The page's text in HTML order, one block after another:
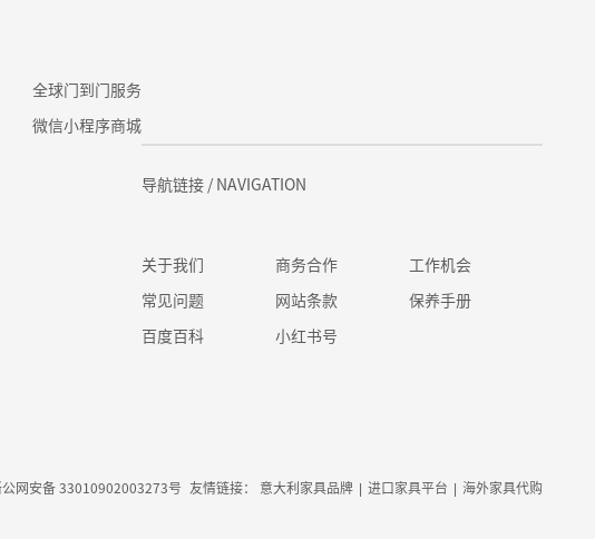
全球门到门服务
微信小程序商城
导航链接 / NAVIGATION
关于我们 商务合作 工作机会
常见问题 网站条款 保养手册
百度百科 小红书号
公网安备 33010902003273号 友情链接： 意大利家具品牌 进口家具平台 海外家具代购